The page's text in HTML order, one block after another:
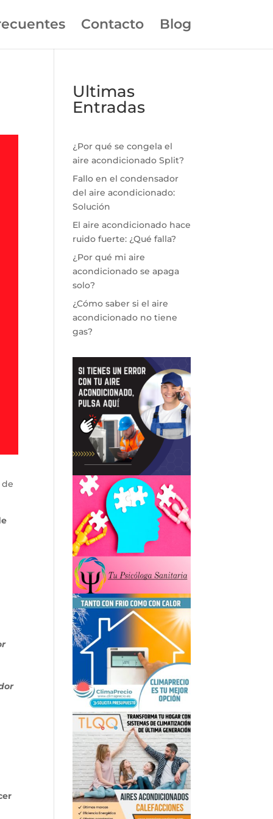
Contacto Blog
Ultimas
Entradas
¿Por qué se congela el
aire acondicionado Split?
Fallo en el condensador
del aire acondicionado:
Solución
El aire acondicionado hace
ruido fuerte: ¿Qué falla?
¿Por qué mi aire
acondicionado se apaga
solo?
¿Cómo saber si el aire
acondicionado no tiene
gas?